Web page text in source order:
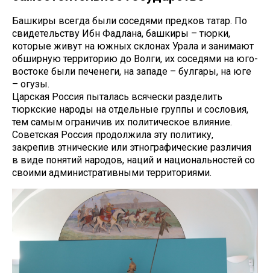
Башкиры всегда были соседями предков татар. По
свидетельству Ибн Фадлана, башкиры – тюрки,
которые живут на южных склонах Урала и занимают
обширную территорию до Волги, их соседями на юго-
востоке были печенеги, на западе – булгары, на юге
– огузы.
Царская Россия пыталась всячески разделить
тюркские народы на отдельные группы и сословия,
тем самым ограничив их политическое влияние.
Советская Россия продолжила эту политику,
закрепив этнические или этнографические различия
в виде понятий народов, наций и национальностей со
своими административными территориями.